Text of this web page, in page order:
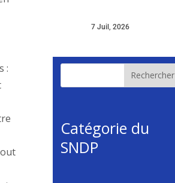
:
7 Juil, 2026
Rechercher
Catégorie du
SNDP